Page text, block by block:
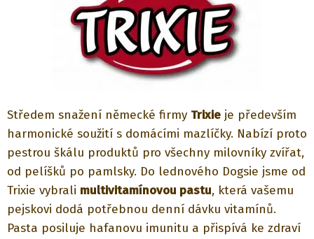
Středem snažení německé firmy Trixie je především
harmonické soužití s domácími mazlíčky. Nabízí proto
pestrou škálu produktů pro všechny milovníky zvířat,
od pelíšků po pamlsky. Do lednového Dogsie jsme od
Trixie vybrali multivitamínovou pastu, která vašemu
pejskovi dodá potřebnou denní dávku vitamínů.
Pasta posiluje hafanovu imunitu a přispívá ke zdraví